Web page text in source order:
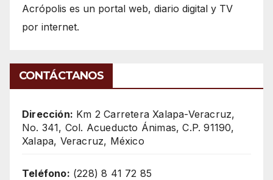
Acrópolis es un portal web, diario digital y TV
por internet.
CONTÁCTANOS
Dirección: Km 2 Carretera Xalapa-Veracruz,
No. 341, Col. Acueducto Ánimas, C.P. 91190,
Xalapa, Veracruz, México
Teléfono: (228) 8 41 72 85